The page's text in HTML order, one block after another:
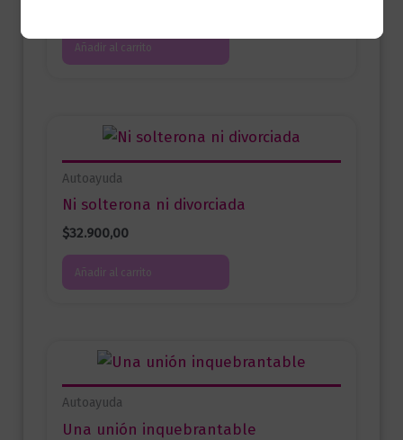
Añadir al carrito
Autoayuda
Ni solterona ni divorciada
$32.900,00
Añadir al carrito
Autoayuda
Una unión inquebrantable